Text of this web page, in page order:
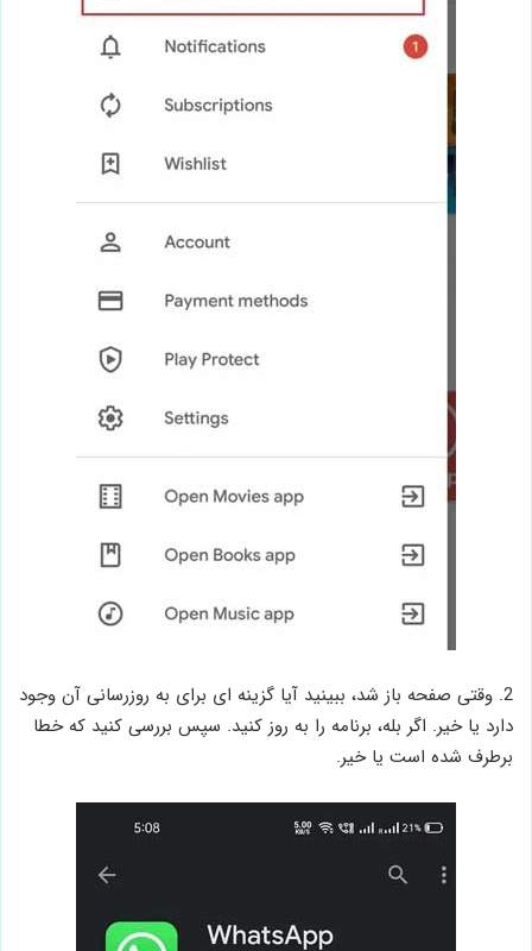
2. وقتی صفحه باز شد، ببینید آیا گزینه ای برای به روزرسانی آن وجود
دارد یا خیر. اگر بله، برنامه را به روز کنید. سپس بررسی کنید که خطا
برطرف شده است یا خیر.